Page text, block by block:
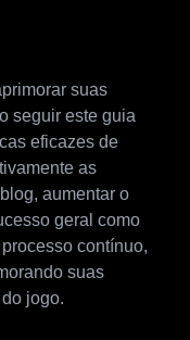
suas
seguir este guia
eficazes de
as
aumentar o
geral como
contínuo,
suas
jogo.